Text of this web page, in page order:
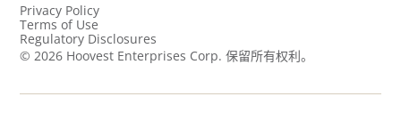
Privacy Policy
Terms of Use
Regulatory Disclosures
© 2026 Hoovest Enterprises Corp. 保留所有权利。